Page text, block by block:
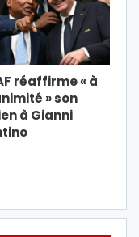
réaffirme « à
» son
à Gianni